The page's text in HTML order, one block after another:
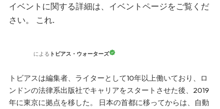
イベントに関する詳細は、イベントページをご覧くだ
さい。 これ.
による トビアス・ウォーターズ
トビアスは編集者、ライターとして10年以上働いており、ロ
ンドンの法律系出版社でキャリアをスタートさせた後、2019
年に東京に拠点を移した。 日本の首都に移ってからは、自動